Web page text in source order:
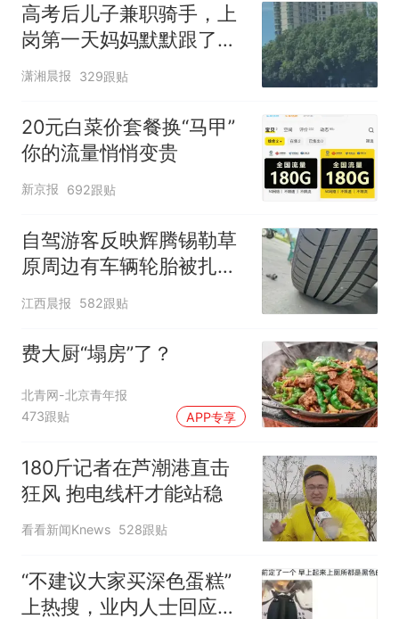
高考后儿子兼职骑手，上
岗第一天妈妈默默跟了三
公里，感慨孩子真的长大
潇湘晨报 329跟贴
20元白菜价套餐换“马甲”
你的流量悄悄变贵
新京报 692跟贴
自驾游客反映辉腾锡勒草
原周边有车辆轮胎被扎，
修理店铺换胎价格高达千
江西晨报 582跟贴
费大厨“塌房”了？
北青网-北京青年报
473跟贴
APP专享
180斤记者在芦潮港直击
狂风 抱电线杆才能站稳
看看新闻Knews 528跟贴
“不建议大家买深色蛋糕”
上热搜，业内人士回应了